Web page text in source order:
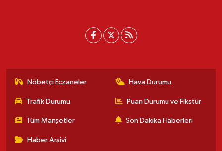
Nöbetçi Eczaneler Hava Durumu
Trafik Durumu Puan Durumu ve Fikstür
Tüm Manşetler Son Dakika Haberleri
Haber Arşivi